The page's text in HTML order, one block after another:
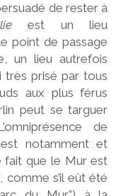
de rester à
est un lieu
point de passage
un lieu autrefois
très prisé par tous
aux plus férus
peut se targuer
de
notamment et
fait que le Mur est
s’il eût été